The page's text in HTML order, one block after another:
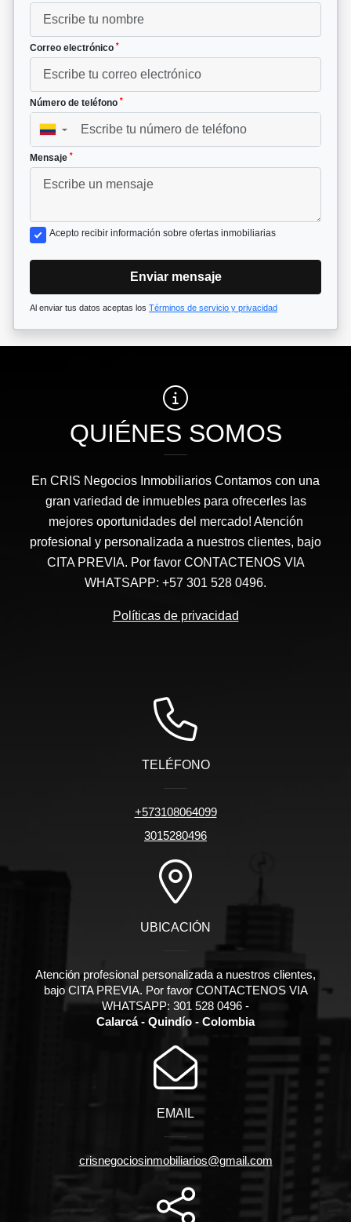
Correo electrónico *
Número de teléfono *
▼
Mensaje *
Acepto recibir información sobre ofertas inmobiliarias
Enviar mensaje
Al enviar tus datos aceptas los Términos de servicio y privacidad
QUIÉNES SOMOS
En CRIS Negocios Inmobiliarios Contamos con una
gran variedad de inmuebles para ofrecerles las
mejores oportunidades del mercado! Atención
profesional y personalizada a nuestros clientes, bajo
CITA PREVIA. Por favor CONTACTENOS VIA
WHATSAPP: +57 301 528 0496.
Políticas de privacidad
TELÉFONO
+573108064099
3015280496
UBICACIÓN
Atención profesional personalizada a nuestros clientes,
bajo CITA PREVIA. Por favor CONTACTENOS VIA
WHATSAPP: 301 528 0496 -
Calarcá - Quindío - Colombia
EMAIL
crisnegociosinmobiliarios@gmail.com